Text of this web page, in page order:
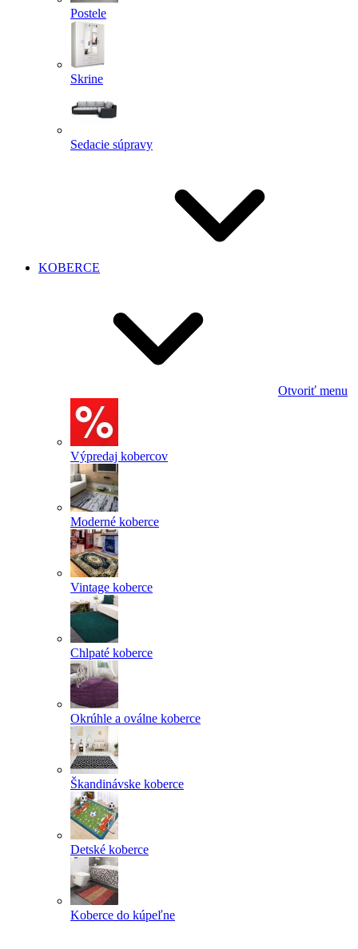
Postele
Skrine
Sedacie súpravy
KOBERCE
Otvoriť menu
Výpredaj kobercov
Moderné koberce
Vintage koberce
Chlpaté koberce
Okrúhle a oválne koberce
Škandinávske koberce
Detské koberce
Koberce do kúpeľne